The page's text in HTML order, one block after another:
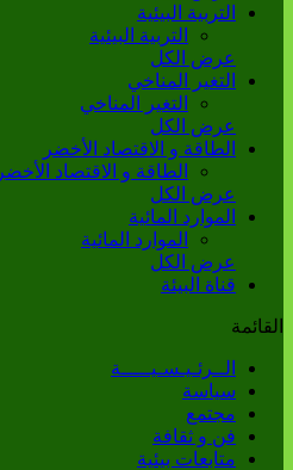
التربية البيئية
التربية البيئية
عرض الكل
التغير المناخي
التغير المناخي
عرض الكل
الطاقة و الاقتصاد الأخضر
الطاقة و الاقتصاد الأخضر
عرض الكل
الموارد المائية
الموارد المائية
عرض الكل
قناة البيئة
القائمة
الــرئـيـسـيـــــة
سياسة
مجتمع
فن و ثقافة
متابعات بيئية